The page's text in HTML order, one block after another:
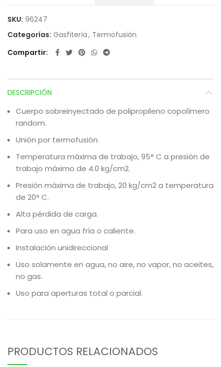
SKU: 96247
Categorías: Gasfitería, Termofusión
Compartir
DESCRIPCIÓN
Cuerpo sobreinyectado de polipropileno copolímero
random.
Unión por termofusión.
Temperatura máxima de trabajo, 95° C a presión de
trabajo máximo de 4.0 kg/cm2.
Presión máxima de trabajo, 20 kg/cm2 a temperatura
de 20° C.
Alta pérdida de carga.
Para uso en agua fría o caliente.
Instalación unidireccional
Uso solamente en agua, no aire, no vapor, no aceites,
no gas.
Uso para aperturas total o parcial.
PRODUCTOS RELACIONADOS